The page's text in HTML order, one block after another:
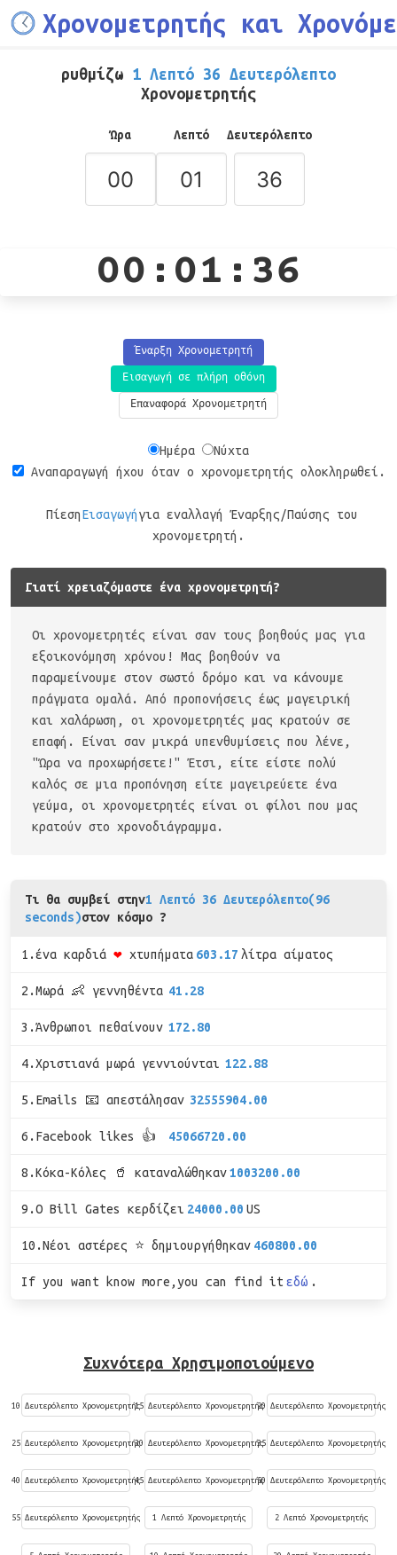
Χρονομετρητής και
ρυθμίζω 1 Λεπτό 36 Δευτερόλεπτο
Χρονομετρητής
Ώρα Λεπτό Δευτερόλεπτο
00:01:36
Έναρξη Χρονομετρητή
Εισαγωγή σε πλήρη οθόνη
Επαναφορά Χρονομετρητή
Ημέρα
Νύχτα
Αναπαραγωγή ήχου όταν ο χρονομετρητής ολοκληρωθεί.
ΠίεσηΕισαγωγήγια εναλλαγή Έναρξης/Παύσης του
χρονομετρητή.
Γιατί χρειαζόμαστε ένα χρονομετρητή?
Οι χρονομετρητές είναι σαν τους βοηθούς μας για
εξοικονόμηση χρόνου! Μας βοηθούν να
παραμείνουμε στον σωστό δρόμο και να κάνουμε
πράγματα ομαλά. Από προπονήσεις έως μαγειρική
και χαλάρωση, οι χρονομετρητές μας κρατούν σε
επαφή. Είναι σαν μικρά υπενθυμίσεις που λένε,
"Ώρα να προχωρήσετε!" Έτσι, είτε είστε πολύ
καλός σε μια προπόνηση είτε μαγειρεύετε ένα
γεύμα, οι χρονομετρητές είναι οι φίλοι που μας
κρατούν στο χρονοδιάγραμμα.
Τι θα συμβεί στην1 Λεπτό 36 Δευτερόλεπτο(96
seconds)στον κόσμο ?
1.ένα καρδιά ❤ χτυπήματα 603.17 λίτρα αίματος
2.Μωρά 👶 γεννηθέντα 41.28
3.Άνθρωποι πεθαίνουν 172.80
4.Χριστιανά μωρά γεννιούνται 122.88
5.Emails 📧 απεστάλησαν 32555904.00
6.Facebook likes 👍 45066720.00
8.Κόκα-Κόλες 🥤 καταναλώθηκαν1003200.00
9.Ο Bill Gates κερδίζει 24000.00 US
10.Νέοι αστέρες ⭐ δημιουργήθηκαν 460800.00
If you want know more,you can find it εδώ .
Συχνότερα Χρησιμοποιούμενο
10 Δευτερόλεπτο Χρονομετρητής15 Δευτερόλεπτο Χρονομετρητής20 Δευτερόλεπτο Χρονομετρητής
25 Δευτερόλεπτο Χρονομετρητής30 Δευτερόλεπτο Χρονομετρητής35 Δευτερόλεπτο Χρονομετρητής
40 Δευτερόλεπτο Χρονομετρητής45 Δευτερόλεπτο Χρονομετρητής50 Δευτερόλεπτο Χρονομετρητής
55 Δευτερόλεπτο Χρονομετρητής 1 Λεπτό Χρονομετρητής 2 Λεπτό Χρονομετρητής